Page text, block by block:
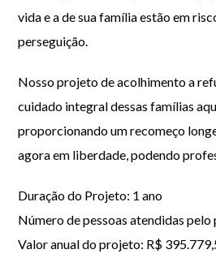
vida e a de sua família estão em
perseguição.
Nosso projeto de acolhimento a
cuidado integral dessas famílias
proporcionando um recomeço
agora em liberdade, podendo
Duração do Projeto: 1 ano
Número de pessoas atendidas
Valor anual do projeto: R$